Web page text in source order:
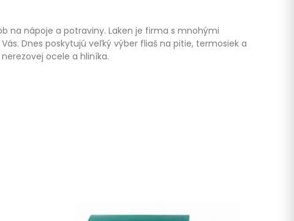
na nápoje a potraviny. Laken je firma s mnohými
Dnes poskytujú veľký výber fliaš na pitie, termosiek a
ocele a hliníka.